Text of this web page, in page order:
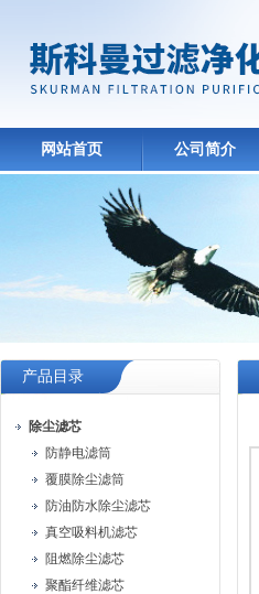
网站首页 公司简介
产品目录
除尘滤芯
防静电滤筒
覆膜除尘滤筒
防油防水除尘滤芯
真空吸料机滤芯
阻燃除尘滤芯
聚酯纤维滤芯